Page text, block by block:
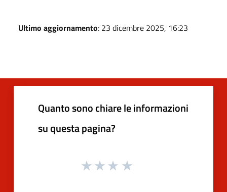
Ultimo aggiornamento: 23 dicembre 2025, 16:23
Quanto sono chiare le informazioni
su questa pagina?